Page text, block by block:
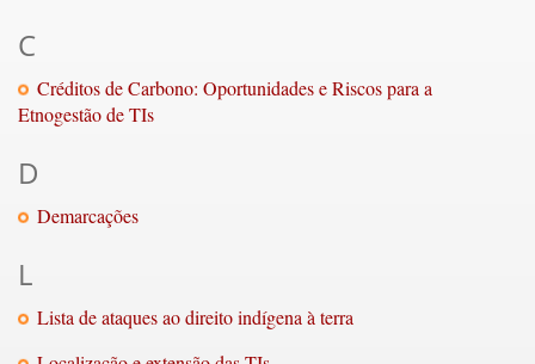
C
Créditos de Carbono: Oportunidades e Riscos para a
Etnogestão de TIs
D
Demarcações
L
Lista de ataques ao direito indígena à terra